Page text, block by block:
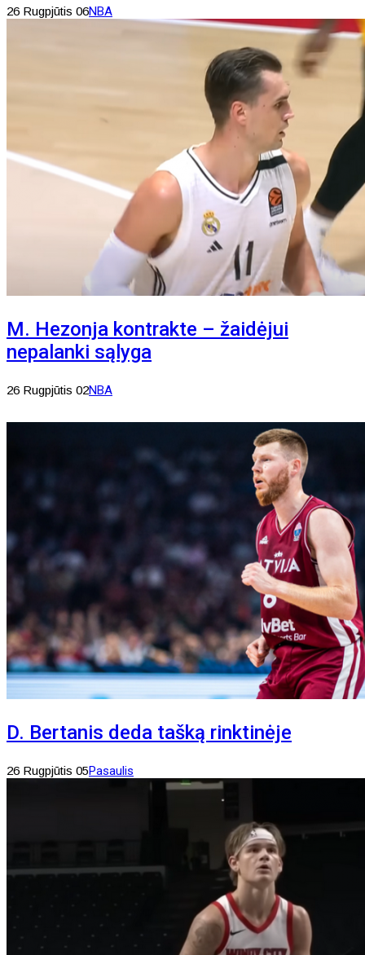
26 Rugpjūtis 06NBA
M. Hezonja kontrakte – žaidėjui
nepalanki sąlyga
26 Rugpjūtis 02NBA
D. Bertanis deda tašką rinktinėje
26 Rugpjūtis 05Pasaulis